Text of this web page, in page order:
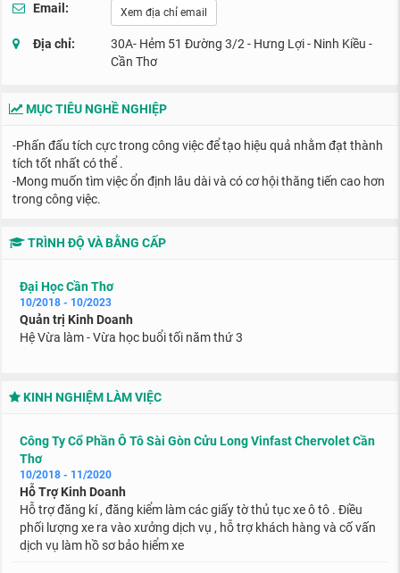
Email: Xem địa chỉ email
Địa chỉ:
30A- Hẻm 51 Đường 3/2 - Hưng Lợi - Ninh Kiều -
Cần Thơ
MỤC TIÊU NGHỀ NGHIỆP
-Phấn đấu tích cực trong công việc để tạo hiệu quả nhằm đạt thành
tích tốt nhất có thể .
-Mong muốn tìm việc ổn định lâu dài và có cơ hội thăng tiến cao hơn
trong công việc.
TRÌNH ĐỘ VÀ BẰNG CẤP
Đại Học Cần Thơ
10/2018 - 10/2023
Quản trị Kinh Doanh
Hệ Vừa làm - Vừa học buổi tối năm thứ 3
KINH NGHIỆM LÀM VIỆC
Công Ty Cổ Phần Ô Tô Sài Gòn Cửu Long Vinfast Chervolet Cần
Thơ
10/2018 - 11/2020
Hỗ Trợ Kinh Doanh
Hỗ trợ đăng kí , đăng kiểm làm các giấy tờ thủ tục xe ô tô . Điều
phối lượng xe ra vào xưởng dịch vụ , hỗ trợ khách hàng và cố vấn
dịch vụ làm hồ sơ bảo hiểm xe